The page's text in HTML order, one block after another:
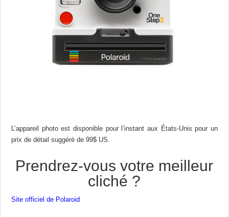
L’appareil photo est disponible pour l’instant aux États-Unis pour un
prix de détail suggéré de 99$ US.
Prendrez-vous votre meilleur
cliché ?
Site officiel de Polaroid